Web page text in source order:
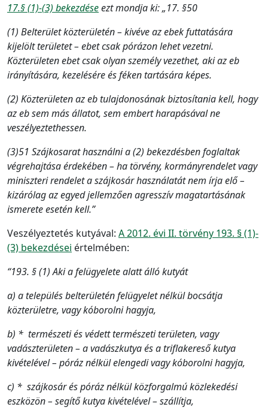
17.§ (1)-(3) bekezdéseezt mondja ki: „17. §50
(1) Belterület közterületén – kivéve az ebek futtatására
kijelölt területet – ebet csak pórázon lehet vezetni.
Közterületen ebet csak olyan személy vezethet, aki az eb
irányítására, kezelésére és féken tartására képes.
(2) Közterületen az eb tulajdonosának biztosítania kell, hogy
az eb sem más állatot, sem embert harapásával ne
veszélyeztethessen.
(3)51 Szájkosarat használni a (2) bekezdésben foglaltak
végrehajtása érdekében – ha törvény, kormányrendelet vagy
miniszteri rendelet a szájkosár használatát nem írja elő –
kizárólag az egyed jellemzően agresszív magatartásának
ismerete esetén kell.”
Veszélyeztetés kutyával: A 2012. évi II. törvény 193. § (1)-
(3) bekezdései értelmében:
“193. § (1) Aki a felügyelete alatt álló kutyát
a) a település belterületén felügyelet nélkül bocsátja
közterületre, vagy kóborolni hagyja,
b) * természeti és védett természeti területen, vagy
vadászterületen – a vadászkutya és a triflakereső kutya
kivételével – póráz nélkül elengedi vagy kóborolni hagyja,
c) * szájkosár és póráz nélkül közforgalmú közlekedési
eszközön – segítő kutya kivételével – szállítja,